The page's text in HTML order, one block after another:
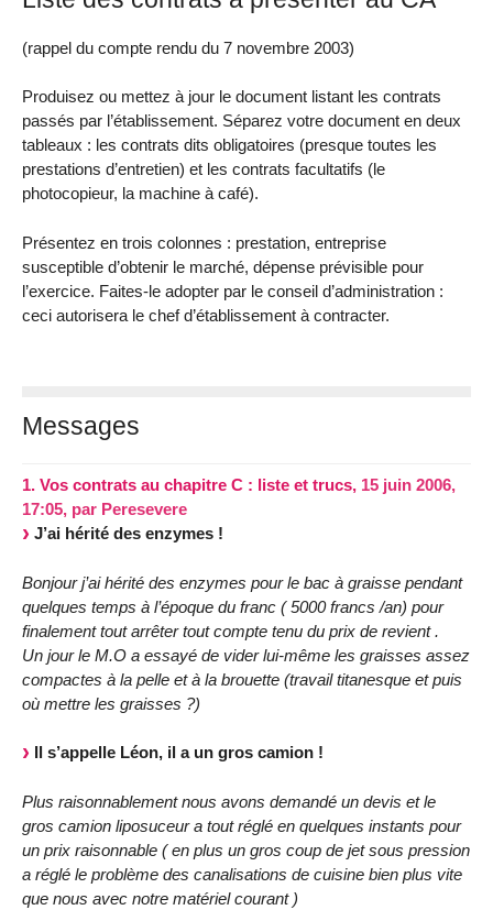
(rappel du compte rendu du 7 novembre 2003)
Produisez ou mettez à jour le document listant les contrats
passés par l’établissement. Séparez votre document en deux
tableaux : les contrats dits obligatoires (presque toutes les
prestations d’entretien) et les contrats facultatifs (le
photocopieur, la machine à café).
Présentez en trois colonnes : prestation, entreprise
susceptible d’obtenir le marché, dépense prévisible pour
l’exercice. Faites-le adopter par le conseil d’administration :
ceci autorisera le chef d’établissement à contracter.
Messages
1. Vos contrats au chapitre C : liste et trucs, 15 juin 2006,
17:05, par Peresevere
J’ai hérité des enzymes !
Bonjour j’ai hérité des enzymes pour le bac à graisse pendant
quelques temps à l’époque du franc ( 5000 francs /an) pour
finalement tout arrêter tout compte tenu du prix de revient .
Un jour le M.O a essayé de vider lui-même les graisses assez
compactes à la pelle et à la brouette (travail titanesque et puis
où mettre les graisses ?)
Il s’appelle Léon, il a un gros camion !
Plus raisonnablement nous avons demandé un devis et le
gros camion liposuceur a tout réglé en quelques instants pour
un prix raisonnable ( en plus un gros coup de jet sous pression
a réglé le problème des canalisations de cuisine bien plus vite
que nous avec notre matériel courant )